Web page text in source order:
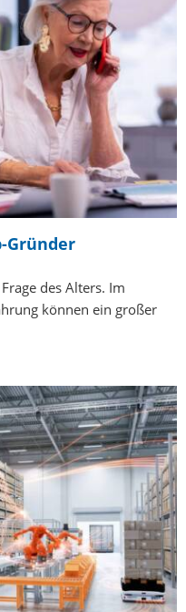
Gründer
des Alters. Im
können ein großer